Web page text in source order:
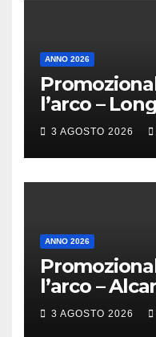
ANNO 2026
l’arco –
3 AGOSTO 2026
ANNO 2026
l’arco –
3 AGOSTO 2026